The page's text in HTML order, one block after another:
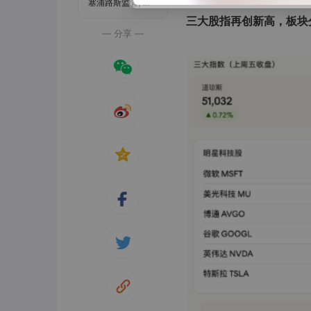
塞浦路斯监管| 直通牌照(STP)
— 分享 —
三大股指再创新高，板